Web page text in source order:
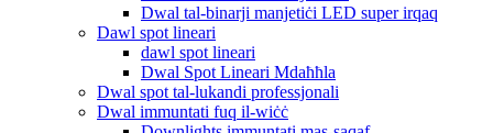
Dwal tal-binarji manjetiċi LED super irqaq
Dawl spot lineari
dawl spot lineari
Dwal Spot Lineari Mdaħħla
Dwal spot tal-lukandi professjonali
Dwal immuntati fuq il-wiċċ